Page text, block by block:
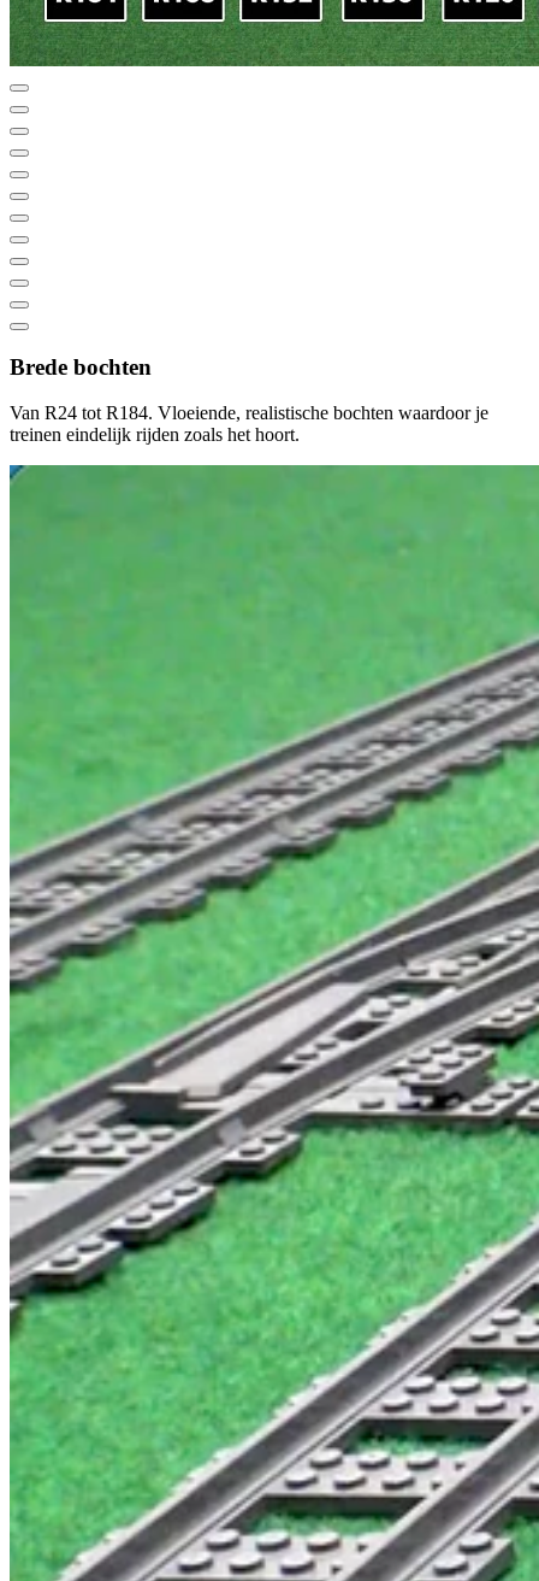
Brede bochten
Van R24 tot R184. Vloeiende, realistische bochten waardoor je
treinen eindelijk rijden zoals het hoort.